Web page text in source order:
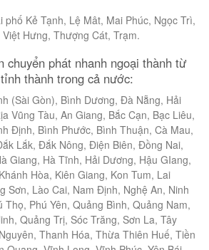
phố Kẻ Tạnh, Lệ Mât, Mai Phúc, Ngọc Trì,
Hưng, Thượng Cát, Trạm.
chuyển phát nhanh ngoại thành từ
thành trong cả nước:
(Sài Gòn), Bình Dương, Đà Nẵng, Hải
Vũng Tàu, An Giang, Bắc Cạn, Bạc Liêu,
Định, Bình Phước, Bình Thuận, Cà Mau,
Lắk, Đắk Nông, Điện Biên, Đồng Nai,
Giang, Hà Tĩnh, Hải Dương, Hậu GIang,
Hòa, Kiên Giang, Kon Tum, Lai
Sơn, Lào Cai, Nam Định, Nghệ An, Ninh
Thọ, Phú Yên, Quảng Bình, Quảng Nam,
Quảng Trị, Sóc Trăng, Sơn La, Tây
Thanh Hóa, Thừa Thiên Huế, Tiền